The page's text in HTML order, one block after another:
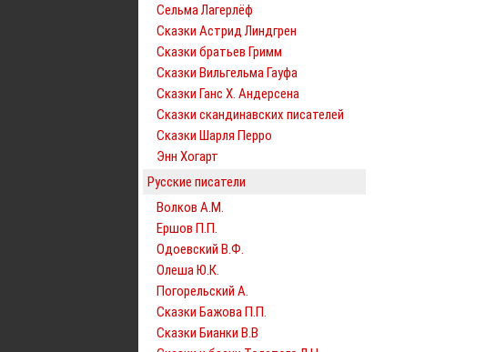
Сельма Лагерлёф
Сказки Астрид Линдгрен
Сказки братьев Гримм
Сказки Вильгельма Гауфа
Сказки Ганс Х. Андерсена
Сказки скандинавских писателей
Сказки Шарля Перро
Энн Хогарт
Русские писатели
Волков А.М.
Ершов П.П.
Одоевский В.Ф.
Олеша Ю.К.
Погорельский А.
Сказки Бажова П.П.
Сказки Бианки В.В